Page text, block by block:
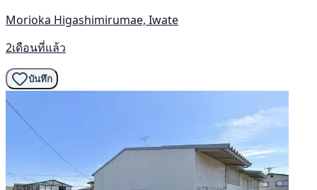
Morioka Higashimirumae, Iwate
2เดือนที่แล้ว
บันทึก